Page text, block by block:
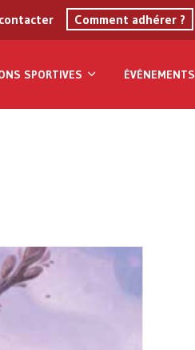
Comment adhérer ?
SPORTIVES ÉVÉNEMENTS